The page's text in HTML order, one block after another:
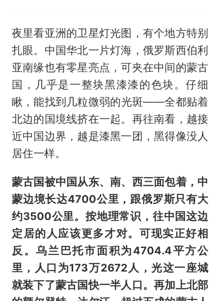
夜里看亚洲的卫星灯光图，有个地方特别
扎眼。中国华北一片灯海，俄罗斯西伯利
亚南缘也有零星亮点，可夹在中间的蒙古
国，几乎是一整块黑漆漆的色块。仔细
瞅，能找到几粒微弱的光斑——全都贴着
北边的国境线挤在一起。再往南看，越接
近中国边界，越是漆黑一团，黑得像没人
居住一样。
蒙古国被中国从东、南、西三面包着，中
蒙边境长达4700公里，跟俄罗斯只有大
约3500公里。按地理常识，往中国这边
定居的人应该更多才对。可现实正好相
反。乌兰巴托市面积为4704.4平方公
里，人口为173万2672人，光这一座城
就装下了蒙古国快一半人口。再加上北部